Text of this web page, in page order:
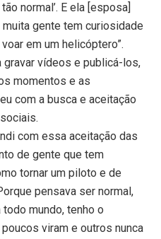
normal’. E ela [esposa]
gente tem curiosidade
em um helicóptero”.
gravar vídeos e publicá-los,
momentos e as
com a busca e aceitação
com essa aceitação das
de gente que tem
tornar um piloto e de
pensava ser normal,
mundo, tenho o
viram e outros nunca